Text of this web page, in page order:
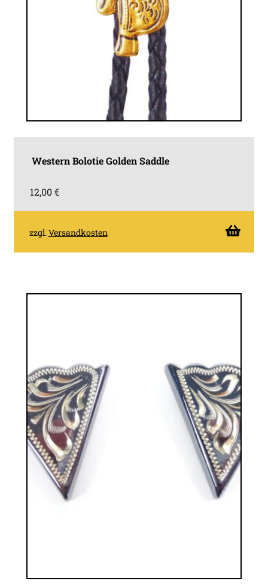
Western Bolotie Golden Saddle
12,00€
zzgl.Versandkosten